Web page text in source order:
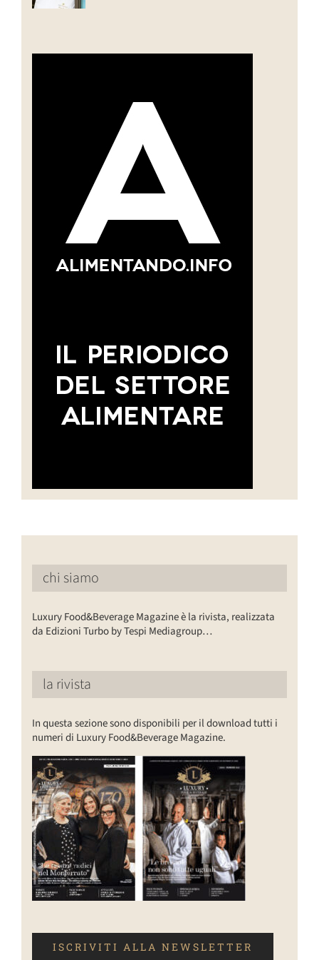
chi siamo
Luxury Food&Beverage Magazine è la rivista, realizzata
da Edizioni Turbo by Tespi Mediagroup…
la rivista
In questa sezione sono disponibili per il download tutti i
numeri di Luxury Food&Beverage Magazine.
ISCRIVITI ALLA NEWSLETTER